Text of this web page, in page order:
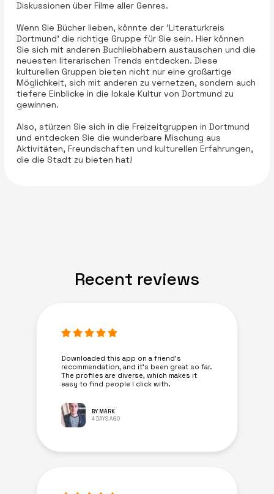
Diskussionen über Filme aller Genres.
Wenn Sie Bücher lieben, könnte der 'Literaturkreis
Dortmund' die richtige Gruppe für Sie sein. Hier können
Sie sich mit anderen Buchliebhabern austauschen und die
neuesten literarischen Trends entdecken. Diese
kulturellen Gruppen bieten nicht nur eine großartige
Möglichkeit, sich mit anderen zu vernetzen, sondern auch
tiefere Einblicke in die lokale Kultur von Dortmund zu
gewinnen.
Also, stürzen Sie sich in die Freizeitgruppen in Dortmund
und entdecken Sie die wunderbare Mischung aus
Aktivitäten, Freundschaften und kulturellen Erfahrungen,
die die Stadt zu bieten hat!
Recent reviews
Downloaded this app on a friend's
recommendation, and it’s been great so far.
The profiles are diverse, which makes it
easy to find people I click with.
BY MARK
4 DAYS AGO